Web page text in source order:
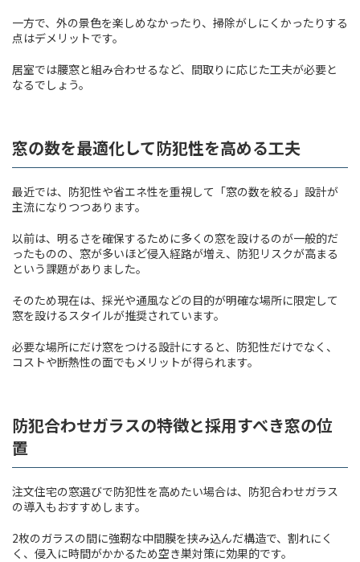
一方で、外の景色を楽しめなかったり、掃除がしにくかったりする
点はデメリットです。
居室では腰窓と組み合わせるなど、間取りに応じた工夫が必要と
なるでしょう。
窓の数を最適化して防犯性を高める工夫
最近では、防犯性や省エネ性を重視して「窓の数を絞る」設計が
主流になりつつあります。
以前は、明るさを確保するために多くの窓を設けるのが一般的だ
ったものの、窓が多いほど侵入経路が増え、防犯リスクが高まる
という課題がありました。
そのため現在は、採光や通風などの目的が明確な場所に限定して
窓を設けるスタイルが推奨されています。
必要な場所にだけ窓をつける設計にすると、防犯性だけでなく、
コストや断熱性の面でもメリットが得られます。
防犯合わせガラスの特徴と採用すべき窓の位
置
注文住宅の窓選びで防犯性を高めたい場合は、防犯合わせガラス
の導入もおすすめします。
2枚のガラスの間に強靭な中間膜を挟み込んだ構造で、割れにく
く、侵入に時間がかかるため空き巣対策に効果的です。